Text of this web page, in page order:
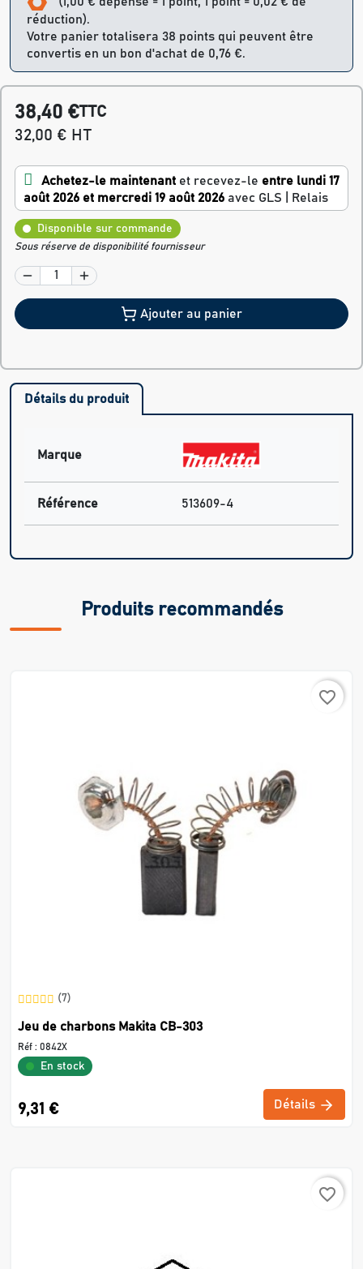
réduction).
Votre panier totalisera 38 points qui peuvent être
convertis en un bon d'achat de 0,76 €.
38,40 €TTC
32,00 € HT
Achetez-le maintenant et recevez-le entre lundi 17
août 2026 et mercredi 19 août 2026 avec GLS | Relais
Disponible sur commande
Sous réserve de disponibilité fournisseur
Ajouter au panier
Détails du produit
Marque
Référence 513609-4
Produits recommandés
favorite_border
(7)
Jeu de charbons Makita CB-303
Réf : 0842X
En stock
9,31 € Détails
favorite_border